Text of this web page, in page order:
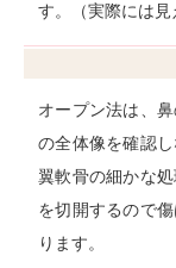
す。（実際には見
オープン法は、
の全体像を確認
翼軟骨の細かな
を切開するので
ります。